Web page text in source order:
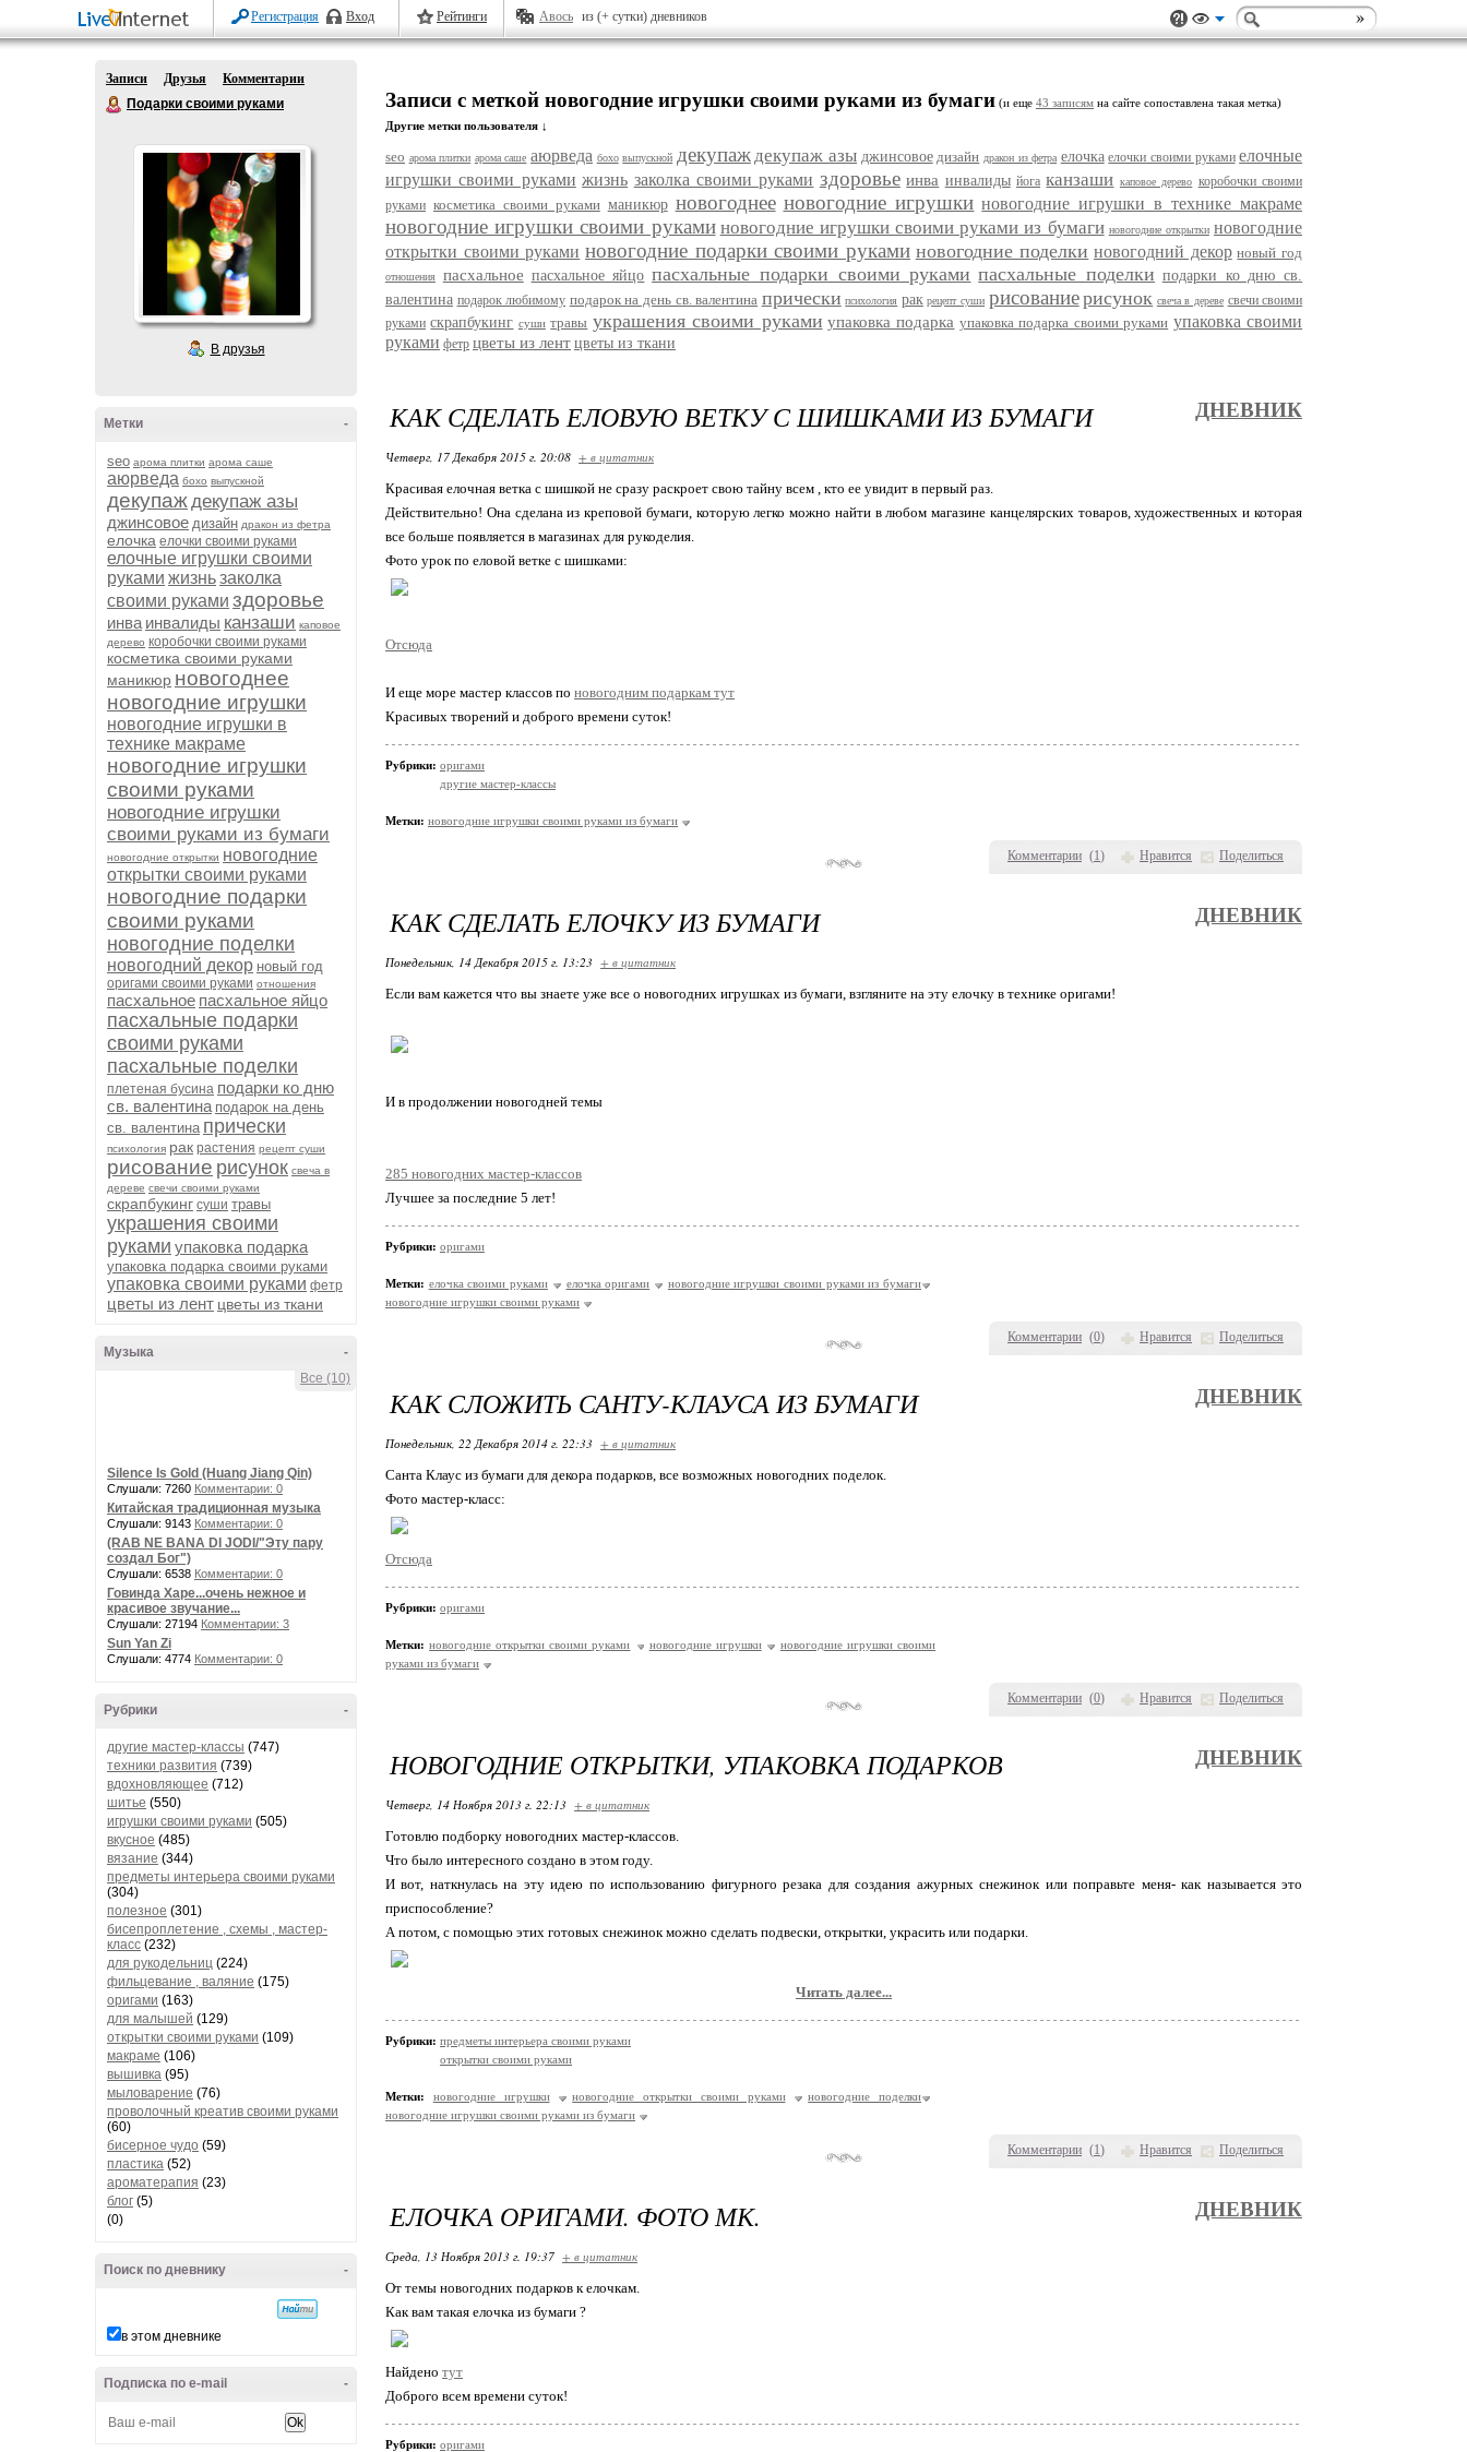
Регистрация Вход Рейтинги Авось из (+ сутки) дневников
Записи Друзья
Комментарии
Подарки своими руками
В друзья
-
Метки
seo арома плитки арома саше
аюрведа бохо выпускной
декупаждекупаж азы
джинсовое дизайн дракон из фетра
елочка елочки своими руками
елочные игрушки своими
руками жизньзаколка
своими руками здоровье
инва инвалиды канзаши каповое
дерево коробочки своими руками
косметика своими руками
маникюр новогоднее
новогодние игрушки
новогодние игрушки в
технике макраме
новогодние игрушки
своими руками
новогодние игрушки
своими руками из бумаги
новогодние открытки новогодние
открытки своими руками
новогодние подарки
своими руками
новогодние поделки
новогодний декор новый год
оригами своими руками отношения
пасхальное пасхальное яйцо
пасхальные подарки
своими руками
пасхальные поделки
плетеная бусина подарки ко дню
св. валентина подарок на день
св. валентина прически
психология рак растения рецепт суши
рисование рисунок свеча в
дереве свечи своими руками
скрапбукинг суши травы
украшения своими
руками упаковка подарка
упаковка подарка своими руками
упаковка своими руками фетр
цветы из лент цветы из ткани
-
Музыка
Все (10)
Silence Is Gold (Huang Jiang Qin)
Слушали: 7260 Комментарии: 0
Китайская традиционная музыка
Слушали: 9143 Комментарии: 0
(RAB NE BANA DI JODI/"Эту пару
создал Бог")
Слушали: 6538 Комментарии: 0
Говинда Харе...очень нежное и
красивое звучание...
Слушали: 27194 Комментарии: 3
Sun Yan Zi
Слушали: 4774 Комментарии: 0
-
Рубрики
другие мастер-классы (747)
техники развития (739)
вдохновляющее (712)
шитье (550)
игрушки своими руками (505)
вкусное (485)
вязание (344)
предметы интерьера своими руками
(304)
полезное (301)
бисепроплетение , схемы , мастер-
класс (232)
для рукодельниц (224)
фильцевание , валяние (175)
оригами (163)
для малышей (129)
открытки своими руками (109)
макраме (106)
вышивка (95)
мыловарение (76)
проволочный креатив своими руками
(60)
бисерное чудо (59)
пластика (52)
ароматерапия (23)
блог (5)
(0)
-
Поиск по дневнику
в этом дневнике
-
Подписка по e-mail
Записи с меткой новогодние игрушки своими руками из бумаги (и еще 43 записям на сайте сопоставлена такая метка)
Другие метки пользователя ↓
seo арома плитки арома саше аюрведа бохо выпускной декупаждекупаж азы джинсовое дизайн дракон из фетра елочка елочки своими руками елочные
игрушки своими руками жизнь заколка своими руками здоровье инва инвалиды йога канзаши каповое дерево коробочки своими
руками косметика своими руками маникюр новогоднее новогодние игрушки новогодние игрушки в технике макраме
новогодние игрушки своими руками новогодние игрушки своими руками из бумаги новогодние открытки новогодние
открытки своими руками новогодние подарки своими руками новогодние поделки новогодний декор новый год
отношения пасхальное пасхальное яйцо пасхальные подарки своими руками пасхальные поделки подарки ко дню св.
валентина подарок любимому подарок на день св. валентина прически психология рак рецепт суши рисованиерисунок свеча в дереве свечи своими
руками скрапбукинг суши травы украшения своими руками упаковка подарка упаковка подарка своими руками упаковка своими
руками фетр цветы из лент цветы из ткани
Комментарии (1) Нравится Поделиться
КАК СДЕЛАТЬ ЕЛОВУЮ ВЕТКУ С ШИШКАМИ ИЗ БУМАГИ ДНЕВНИК
Четверг, 17 Декабря 2015 г. 20:08 + в цитатник
Красивая елочная ветка с шишкой не сразу раскроет свою тайну всем , кто ее увидит в первый раз.
Действительно! Она сделана из креповой бумаги, которую легко можно найти в любом магазине канцелярских товаров, художественных и которая
все больше появляется в магазинах для рукоделия.
Фото урок по еловой ветке с шишками:
Отсюда
И еще море мастер классов по новогодним подаркам тут
Красивых творений и доброго времени суток!
Рубрики: оригами
другие мастер-классы
Метки: новогодние игрушки своими руками из бумаги
Комментарии (0) Нравится Поделиться
КАК СДЕЛАТЬ ЕЛОЧКУ ИЗ БУМАГИ ДНЕВНИК
Понедельник, 14 Декабря 2015 г. 13:23 + в цитатник
Если вам кажется что вы знаете уже все о новогодних игрушках из бумаги, взгляните на эту елочку в технике оригами!
И в продолжении новогодней темы
285 новогодних мастер-классов
Лучшее за последние 5 лет!
Рубрики: оригами
Метки: елочка своими руками елочка оригами
новогодние игрушки своими руками из бумаги
новогодние игрушки своими руками
Комментарии (0) Нравится Поделиться
КАК СЛОЖИТЬ САНТУ-КЛАУСА ИЗ БУМАГИ ДНЕВНИК
Понедельник, 22 Декабря 2014 г. 22:33 + в цитатник
Санта Клаус из бумаги для декора подарков, все возможных новогодних поделок.
Фото мастер-класс:
Отсюда
Рубрики: оригами
Метки: новогодние открытки своими руками новогодние игрушки
новогодние игрушки своими
руками из бумаги
Комментарии (1) Нравится Поделиться
НОВОГОДНИЕ ОТКРЫТКИ, УПАКОВКА ПОДАРКОВ ДНЕВНИК
Четверг, 14 Ноября 2013 г. 22:13 + в цитатник
Готовлю подборку новогодних мастер-классов.
Что было интересного создано в этом году.
И вот, наткнулась на эту идею по использованию фигурного резака для создания ажурных снежинок или поправьте меня- как называется это
приспособление?
А потом, с помощью этих готовых снежинок можно сделать подвески, открытки, украсить или подарки.
Читать далее...
Рубрики: предметы интерьера своими руками
открытки своими руками
Метки: новогодние игрушки новогодние открытки своими руками
новогодние поделки
новогодние игрушки своими руками из бумаги
ЕЛОЧКА ОРИГАМИ. ФОТО МК. ДНЕВНИК
Среда, 13 Ноября 2013 г. 19:37 + в цитатник
От темы новогодних подарков к елочкам.
Как вам такая елочка из бумаги ?
Найдено тут
Доброго всем времени суток!
Рубрики: оригами